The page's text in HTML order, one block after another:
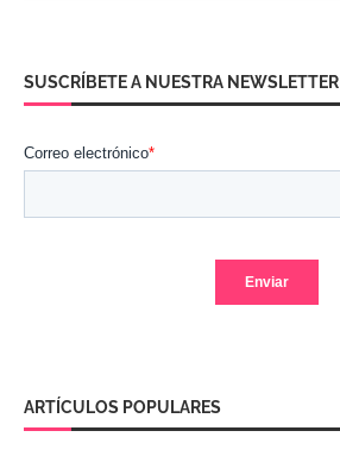
SUSCRÍBETE A NUESTRA NEWSLETTER
ARTÍCULOS POPULARES